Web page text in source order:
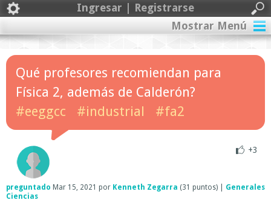
Ingresar | Registrarse
Mostrar Menú
Qué profesores recomiendan para
Física 2, además de Calderón?
#eeggcc
#industrial #fa2
+3
preguntado Mar 15, 2021 por Kenneth Zegarra (31 puntos)
Generales
Ciencias